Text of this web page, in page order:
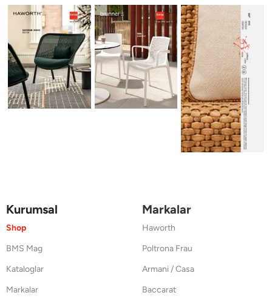
Kurumsal
Shop
BMS Mag
Kataloglar
Markalar
Markalar
Haworth
Poltrona Frau
Armani / Casa
Baccarat